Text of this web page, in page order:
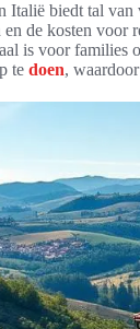
Italië biedt tal
de kosten voor
is voor families
te doen,